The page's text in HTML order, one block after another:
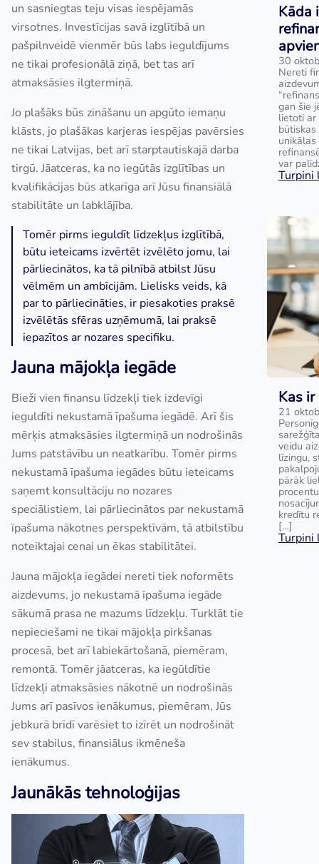
un sasniegtas teju visas iespējamās
virsotnes. Investīcijas savā izglītībā un
pašpilnveidē vienmēr būs labs ieguldījums
ne tikai profesionālā ziņā, bet tas arī
atmaksāsies ilgtermiņā.
Jo plašāks būs zināšanu un apgūto iemaņu
klāsts, jo plašākas karjeras iespējas pavērsies
ne tikai Latvijas, bet arī starptautiskajā darba
tirgū. Jāatceras, ka no iegūtās izglītības un
kvalifikācijas būs atkarīga arī Jūsu finansiālā
stabilitāte un labklājība.
Tomēr pirms ieguldīt līdzekļus izglītībā,
būtu ieteicams izvērtēt izvēlēto jomu, lai
pārliecinātos, ka tā pilnībā atbilst Jūsu
vēlmēm un ambīcijām. Lielisks veids, kā
par to pārliecināties, ir piesakoties praksē
izvēlētās sfēras uzņēmumā, lai praksē
iepazītos ar nozares specifiku.
Jauna mājokļa iegāde
Bieži vien finansu līdzekļi tiek izdevīgi
ieguldīti nekustamā īpašuma iegādē. Arī šis
mērķis atmaksāsies ilgtermiņā un nodrošinās
Jums patstāvību un neatkarību. Tomēr pirms
nekustamā īpašuma iegādes būtu ieteicams
saņemt konsultāciju no nozares
speciālistiem, lai pārliecinātos par nekustamā
īpašuma nākotnes perspektīvām, tā atbilstību
noteiktajai cenai un ēkas stabilitātei.
Jauna mājokļa iegādei nereti tiek noformēts
aizdevums, jo nekustamā īpašuma iegāde
sākumā prasa ne mazums līdzekļu. Turklāt tie
nepieciešami ne tikai mājokļa pirkšanas
procesā, bet arī labiekārtošanā, piemēram,
remontā. Tomēr jāatceras, ka iegūldītie
līdzekļi atmaksāsies nākotnē un nodrošinās
Jums arī pasīvos ienākumus, piemēram, Jūs
jebkurā brīdī varēsiet to izīrēt un nodrošināt
sev stabilus, finansiālus ikmēneša
ienākumus.
Jaunākās tehnoloģijas
Kāda
30
Nereti
gan šie
lietoti ar
var
Turpini
Kas
21
veidu
līzingu,
pārāk
kredītu
[…]
Turpini